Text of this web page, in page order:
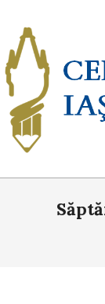
content